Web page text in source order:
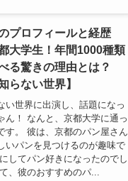
プロフィールと経歴
大学生！年間1000種類
る驚きの理由とは？
らない世界】
い世界に出演し、話題になっ
ん！ なんと、京都大学に通っ
す。 彼は、京都のパン屋さん
いパンを見つけるのが趣味で
してパン好きになったのでし
、彼のおすすめのパ...